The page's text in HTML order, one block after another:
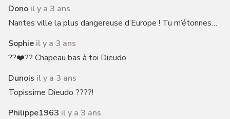
Dono il y a 3 ans
Nantes ville la plus dangereuse d’Europe ! Tu m’étonnes…
Sophie il y a 3 ans
??❤️?? Chapeau bas à toi Dieudo
Dunois il y a 3 ans
Topissime Dieudo ????!
Philippe1963 il y a 3 ans